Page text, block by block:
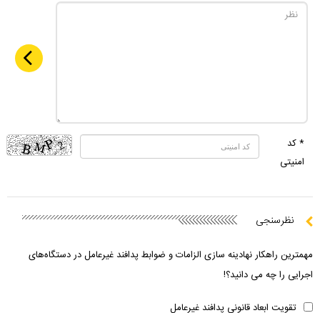
* کد
امنیتی
نظرسنجی
مهمترین راهکار نهادینه سازی الزامات و ضوابط پدافند غیرعامل در دستگاه‌های
اجرایی را چه می دانید؟!
تقویت ابعاد قانونی پدافند غیرعامل